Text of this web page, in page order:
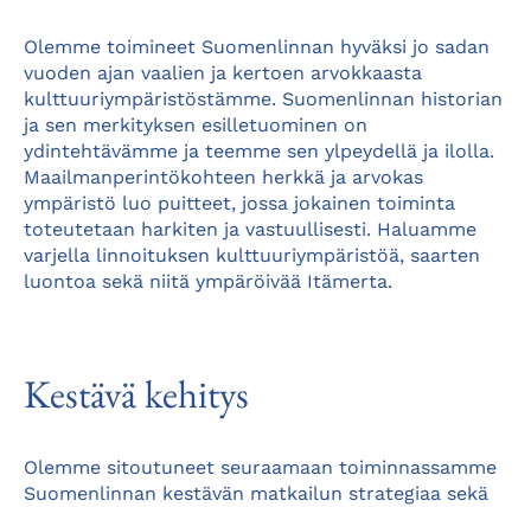
Olemme toimineet Suomenlinnan hyväksi jo sadan
vuoden ajan vaalien ja kertoen arvokkaasta
kulttuuriympäristöstämme. Suomenlinnan historian
ja sen merkityksen esilletuominen on
ydintehtävämme ja teemme sen ylpeydellä ja ilolla.
Maailmanperintökohteen herkkä ja arvokas
ympäristö luo puitteet, jossa jokainen toiminta
toteutetaan harkiten ja vastuullisesti. Haluamme
varjella linnoituksen kulttuuriympäristöä, saarten
luontoa sekä niitä ympäröivää Itämerta.
Kestävä kehitys
Olemme sitoutuneet seuraamaan toiminnassamme
Suomenlinnan kestävän matkailun strategiaa sekä